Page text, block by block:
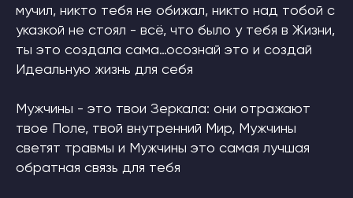
мучил, никто тебя не обижал, никто над тобой с
указкой не стоял - всё, что было у тебя в Жизни,
ты это создала сама…осознай это и создай
Идеальную жизнь для себя
Мужчины - это твои Зеркала: они отражают
твое Поле, твой внутренний Мир, Мужчины
светят травмы и Мужчины это самая лучшая
обратная связь для тебя